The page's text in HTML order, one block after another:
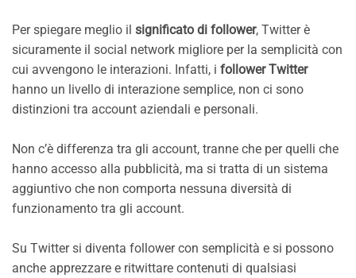
Per spiegare meglio il significato di follower, Twitter è
sicuramente il social network migliore per la semplicità con
cui avvengono le interazioni. Infatti, i follower Twitter
hanno un livello di interazione semplice, non ci sono
distinzioni tra account aziendali e personali.
Non c’è differenza tra gli account, tranne che per quelli che
hanno accesso alla pubblicità, ma si tratta di un sistema
aggiuntivo che non comporta nessuna diversità di
funzionamento tra gli account.
Su Twitter si diventa follower con semplicità e si possono
anche apprezzare e ritwittare contenuti di qualsiasi